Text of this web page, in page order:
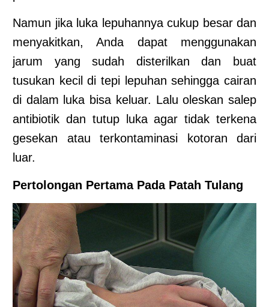
Namun jika luka lepuhannya cukup besar dan
menyakitkan, Anda dapat menggunakan
jarum yang sudah disterilkan dan buat
tusukan kecil di tepi lepuhan sehingga cairan
di dalam luka bisa keluar. Lalu oleskan salep
antibiotik dan tutup luka agar tidak terkena
gesekan atau terkontaminasi kotoran dari
luar.
Pertolongan Pertama Pada Patah Tulang